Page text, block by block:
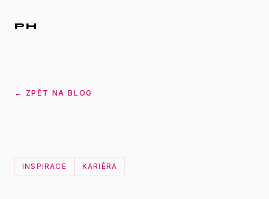
PH
← ZPĚT NA BLOG
INSPIRACE KARIÉRA